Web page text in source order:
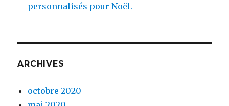
personnalisés pour Noël.
ARCHIVES
octobre 2020